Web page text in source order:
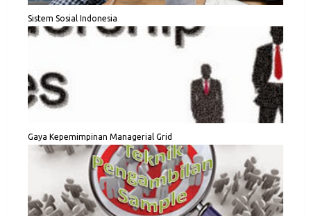
Sistem Sosial Indonesia
Gaya Kepemimpinan Managerial Grid